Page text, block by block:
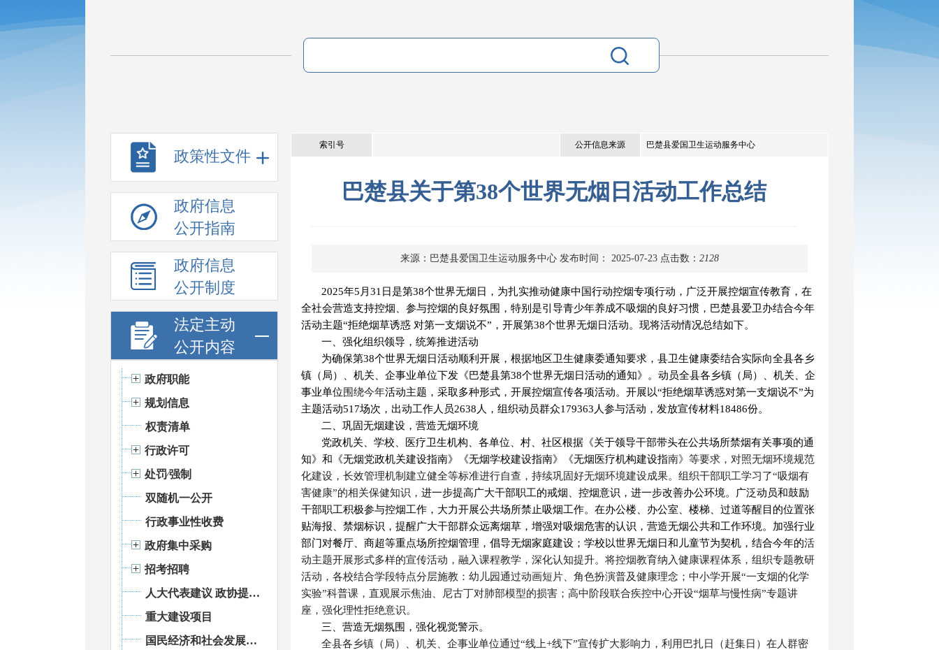
政策性文件
政府信息
公开指南
政府信息
公开制度
法定主动
公开内容
政府职能
规划信息
权责清单
行政许可
处罚⁄强制
双随机一公开
行政事业性收费
政府集中采购
招考招聘
人大代表建议 政协提案办理
重大建设项目
国民经济和社会发展统计信息
索引号 公开信息来源 巴楚县爱国卫生运动服务中心
巴楚县关于第38个世界无烟日活动工作总结
来源：巴楚县爱国卫生运动服务中心 发布时间： 2025-07-23 点击数： 2128
2025年5 月31日是第38个世界无烟日 ， 为扎实推动健康中国行动控烟专项行动，广泛开展控烟宣传教育，在
全社会营造支持控烟、参与控烟的良好氛围，特别是引导青少年养成不吸烟的良好习惯， 巴楚县爱卫办结合今年
活动主题“拒绝烟草诱惑 对第一支烟说不”，开展第38个世界无烟日活动。 现将活动情况总结如下。
一 、强化组织领导，统筹推进活动
为确保第38个世界无烟日活动顺利开展，根据地区卫生健康委通知要求，县卫生健康委结合实际向全县各乡
镇（局）、机关、企事业单位下发《巴楚县第38个世界无烟日活动的通知》。动员全县各乡镇（局）、机关、企
事业单位围绕今年活动主题，采取多种形式，开展控烟宣传各项活动。开展以“拒绝烟草诱惑对第一支烟说不”为
主题活动517场次，出动工作人员2638人，组织动员群众179363人参与活动，发放宣传材料18486份。
二、巩固无烟建设，营造无烟环境
党政机关、学校、医疗卫生机构、各单位、村、社区根据《关于领导干部带头在公共场所禁烟有关事项的通
知》和《无烟党政机关建设指南》《无烟学校建设指南》《无烟医疗机构建设指南》等要求 ，对照无烟环境规范
化建设，长效管理机制 建立健全等标准进行自查，持续巩固好无烟环境建设成果。 组织干部职工学习了“吸烟有
害健康”的相关保健知识， 进一步提高广大干部职工的戒烟、控烟意识，进一步改善办公环境。广泛动员和鼓励
干部职工积极参与控烟工作，大力开展公共场所禁止吸烟工作。在办公楼、办公室、楼梯、过道等醒目的位置张
贴海报、禁烟标识，提醒广大干部群众远离烟草，增强对吸烟危害的认识，营造无烟公共和工作环境。 加强行业
部门对餐厅、商超等重点场所控烟管理，倡导无烟家庭建设 ；学校以世界无烟日和儿童节为契机，结合今年的活
动主题开展形式多样的宣传活动， 融入课程教学，深化认知提升。 将控烟教育纳入健康课程体系，组织专题教研
活动，各校结合学段特点分层施教：幼儿园通过动画短片、角色扮演普及健康理念；中小学开展“一支烟的化学
实验”科普课，直观展示焦油、尼古丁对肺部模型的损害；高中阶段联合疾控中心开设“烟草与慢性病”专题讲
座，强化理性拒绝意识。
三、营造无烟氛围，强化视觉警示。
全县各乡镇（局）、机关、企事业单位通过“线上+线下”宣传扩大影响力，利用巴扎日（赶集日）在人群密